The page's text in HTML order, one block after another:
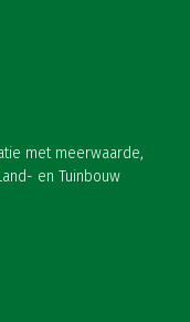
met meerwaarde,
en Tuinbouw